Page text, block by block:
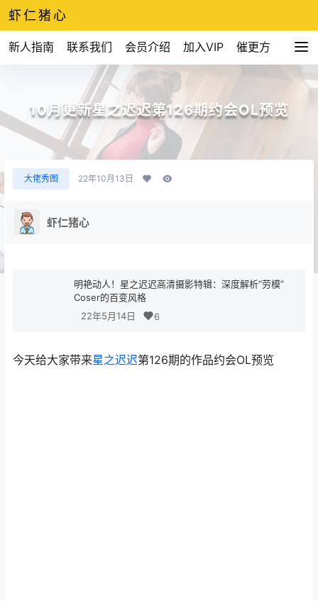
虾仁猪心
新人指南 联系我们 会员介绍 加入VIP 催更方式
10月更新星之迟迟第126期约会OL预览
大佬秀图 22年10月13日
虾仁猪心
明艳动人！星之迟迟高清摄影特辑：深度解析“劳模”
Coser的百变风格
22年5月14日
6
今天给大家带来星之迟迟第126期的作品约会OL预览